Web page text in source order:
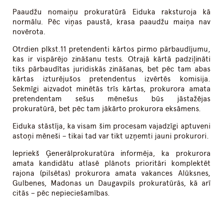
Paaudžu nomaiņu prokuratūrā Eiduka raksturoja kā
normālu. Pēc viņas paustā, krasa paaudžu maiņa nav
novērota.
Otrdien plkst.11 pretendenti kārtos pirmo pārbaudījumu,
kas ir vispārējo zināšanu tests. Otrajā kārtā padziļināti
tiks pārbaudītas juridiskās zināšanas, bet pēc tam abas
kārtas izturējušos pretendentus izvērtēs komisija.
Sekmīgi aizvadot minētās trīs kārtas, prokurora amata
pretendentam sešus mēnešus būs jāstažējas
prokuratūrā, bet pēc tam jākārto prokurora eksāmens.
Eiduka stāstīja, ka visam šim procesam vajadzīgi aptuveni
astoņi mēneši – tikai tad var tikt uzņemti jauni prokurori.
Iepriekš Ģenerālprokuratūra informēja, ka prokurora
amata kandidātu atlasē plānots prioritāri komplektēt
rajona (pilsētas) prokurora amata vakances Alūksnes,
Gulbenes, Madonas un Daugavpils prokuratūrās, kā arī
citās – pēc nepieciešamības.